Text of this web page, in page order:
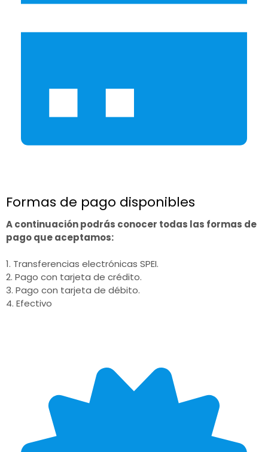
Formas de pago disponibles
A continuación podrás conocer todas las formas de
pago que aceptamos:
1. Transferencias electrónicas SPEI.
2. Pago con tarjeta de crédito.
3. Pago con tarjeta de débito.
4. Efectivo